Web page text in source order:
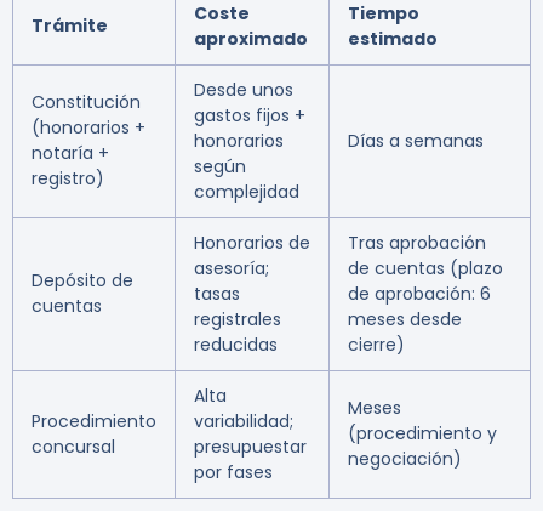
Trámite
Coste
aproximado
Tiempo
estimado
Constitución
(honorarios +
notaría +
registro)
Desde unos
gastos fijos +
honorarios
según
complejidad
Días a semanas
Depósito de
cuentas
Honorarios de
asesoría;
tasas
registrales
reducidas
Tras aprobación
de cuentas (plazo
de aprobación: 6
meses desde
cierre)
Procedimiento
concursal
Alta
variabilidad;
presupuestar
por fases
Meses
(procedimiento y
negociación)